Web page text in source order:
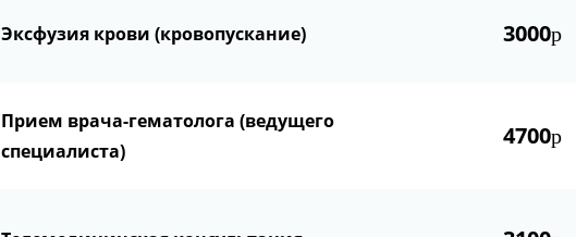
Эксфузия крови (кровопускание) 3000р
Прием врача-гематолога (ведущего
специалиста)
4700р